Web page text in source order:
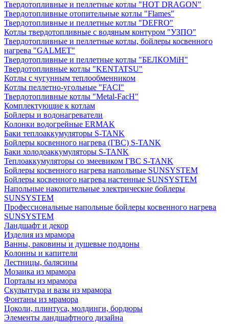
Твердотопливные и пеллетные котлы "HOT DRAGON"
Твердотопливные отопительные котлы "Flames"
Твердотопливные и пеллетные котлы "DEFRO"
Котлы твердотопливные с водяным контуром "УЗПО"
Твердотопливные и пеллетные котлы, бойлеры косвенного
нагрева "GALMET"
Твердотопливные и пеллетные котлы "БЕЛКОМiН"
Твердотопливные котлы "KENTATSU"
Котлы с чугунным теплообменником
Котлы пеллетно-угольные "FACI"
Твердотопливные котлы "Metal-FacH"
Комплектующие к котлам
Бойлеры и водонагреватели
Колонки водогрейные ERMAK
Баки теплоаккумуляторы S-TANK
Бойлеры косвенного нагрева (ГВС) S-TANK
Баки холодоаккумуляторы S-TANK
Теплоаккумуляторы со змеевиком ГВС S-TANK
Бойлеры косвенного нагрева напольные SUNSYSTEM
Бойлеры косвенного нагрева настенные SUNSYSTEM
Напольные накопительные электрические бойлеры
SUNSYSTEM
Профессиональные напольные бойлеры косвенного нагрева
SUNSYSTEM
Ландшафт и декор
Изделия из мрамора
Ванны, раковины и душевые поддоны
Колонны и капители
Лестницы, балясины
Мозаика из мрамора
Порталы из мрамора
Скульптура и вазы из мрамора
Фонтаны из мрамора
Цоколи, плинтуса, молдинги, бордюры
Элементы ландшафтного дизайна